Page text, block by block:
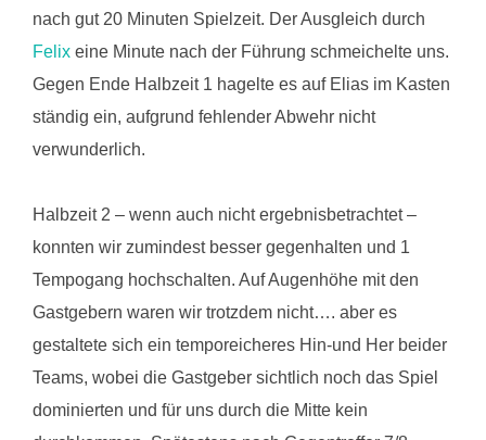
nach gut 20 Minuten Spielzeit. Der Ausgleich durch
Felix eine Minute nach der Führung schmeichelte uns.
Gegen Ende Halbzeit 1 hagelte es auf Elias im Kasten
ständig ein, aufgrund fehlender Abwehr nicht
verwunderlich.
Halbzeit 2 – wenn auch nicht ergebnisbetrachtet –
konnten wir zumindest besser gegenhalten und 1
Tempogang hochschalten. Auf Augenhöhe mit den
Gastgebern waren wir trotzdem nicht…. aber es
gestaltete sich ein temporeicheres Hin-und Her beider
Teams, wobei die Gastgeber sichtlich noch das Spiel
dominierten und für uns durch die Mitte kein